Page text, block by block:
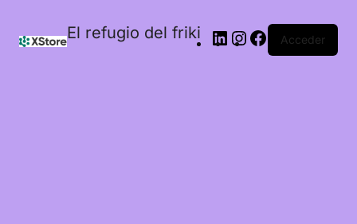
El refugio del friki Acceder